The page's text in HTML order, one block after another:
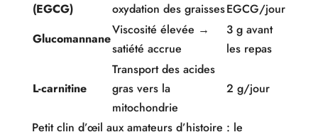
(EGCG)
oxydation des graissesEGCG/jour
Glucomannane
Viscosité élevée →
satiété accrue
3 g avant
les repas
L-carnitine
Transport des acides
gras vers la
mitochondrie
2 g/jour
Petit clin d’œil aux amateurs d’histoire : le